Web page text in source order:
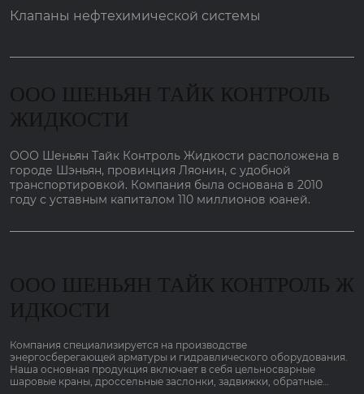
Клапаны нефтехимической системы
ООО ШЕНЬЯН ТАЙК КОНТРОЛЬ
ЖИДКОСТИ
ООО Шеньян Тайк Контроль Жидкости расположена в
городе Шэньян, провинция Ляонин, с удобной
транспортировкой. Компания была основана в 2010
году с уставным капиталом 110 миллионов юаней.
ООО ШЕНЬЯН ТАЙК КОНТРОЛЬ Ж
ИДКОСТИ
Компания специализируется на производстве
энергосберегающей арматуры и гидравлического оборудования.
Наша основная продукция включает в себя цельносварные
шаровые краны, дроссельные заслонки, задвижки, обратные